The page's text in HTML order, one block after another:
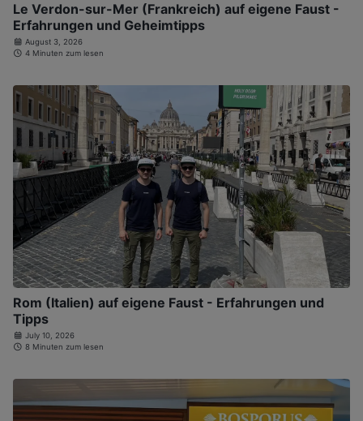
Le Verdon-sur-Mer (Frankreich) auf eigene Faust -
Erfahrungen und Geheimtipps
August 3, 2026
4 Minuten zum lesen
Rom (Italien) auf eigene Faust - Erfahrungen und
Tipps
July 10, 2026
8 Minuten zum lesen